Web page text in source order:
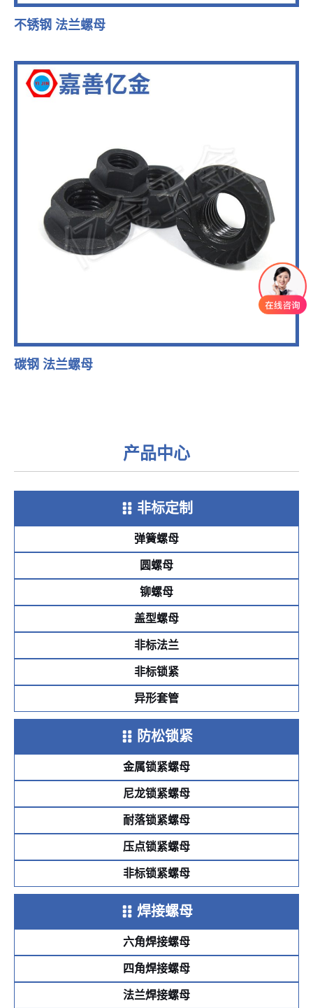
产品中心
非标定制
弹簧螺母
圆螺母
铆螺母
盖型螺母
非标法兰
非标锁紧
异形套管
防松锁紧
金属锁紧螺母
尼龙锁紧螺母
耐落锁紧螺母
压点锁紧螺母
非标锁紧螺母
焊接螺母
六角焊接螺母
四角焊接螺母
法兰焊接螺母
不锈钢 法兰螺母
碳钢 法兰螺母